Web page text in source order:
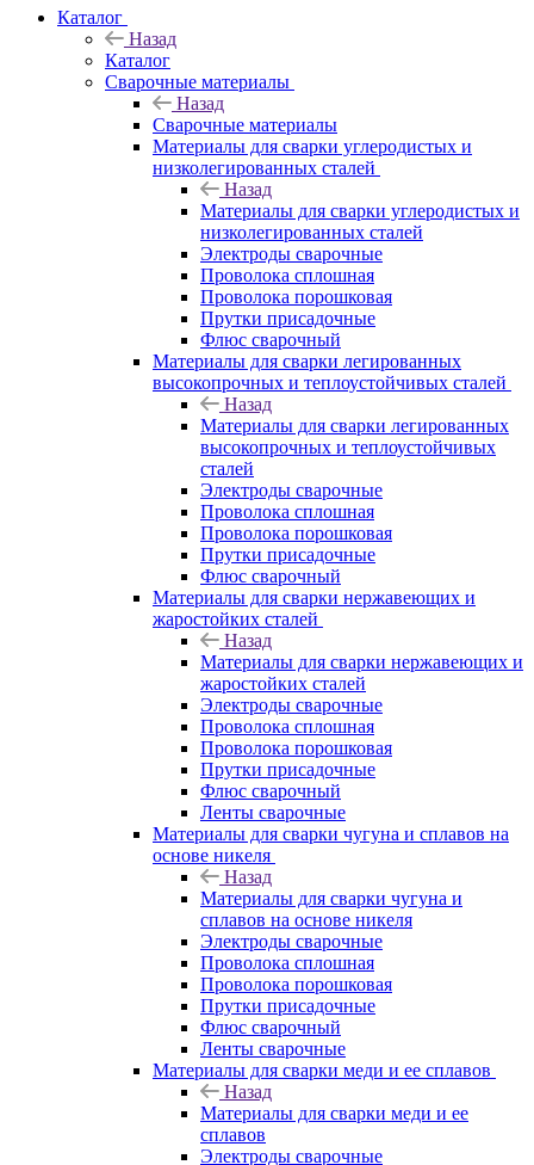
Каталог
Назад
Каталог
Сварочные материалы
Назад
Сварочные материалы
Материалы для сварки углеродистых и
низколегированных сталей
Назад
Материалы для сварки углеродистых и
низколегированных сталей
Электроды сварочные
Проволока сплошная
Проволока порошковая
Прутки присадочные
Флюс сварочный
Материалы для сварки легированных
высокопрочных и теплоустойчивых сталей
Назад
Материалы для сварки легированных
высокопрочных и теплоустойчивых
сталей
Электроды сварочные
Проволока сплошная
Проволока порошковая
Прутки присадочные
Флюс сварочный
Материалы для сварки нержавеющих и
жаростойких сталей
Назад
Материалы для сварки нержавеющих и
жаростойких сталей
Электроды сварочные
Проволока сплошная
Проволока порошковая
Прутки присадочные
Флюс сварочный
Ленты сварочные
Материалы для сварки чугуна и сплавов на
основе никеля
Назад
Материалы для сварки чугуна и
сплавов на основе никеля
Электроды сварочные
Проволока сплошная
Проволока порошковая
Прутки присадочные
Флюс сварочный
Ленты сварочные
Материалы для сварки меди и ее сплавов
Назад
Материалы для сварки меди и ее
сплавов
Электроды сварочные